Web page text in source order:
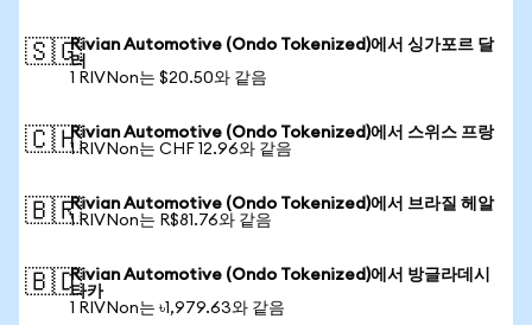
🇸🇬Rivian Automotive (Ondo Tokenized)에서 싱가포르 달
러
1 RIVNon는 $20.50와 같음
🇨🇭Rivian Automotive (Ondo Tokenized)에서 스위스 프랑
1 RIVNon는 CHF 12.96와 같음
🇧🇷Rivian Automotive (Ondo Tokenized)에서 브라질 헤알
1 RIVNon는 R$81.76와 같음
🇧🇩Rivian Automotive (Ondo Tokenized)에서 방글라데시
타카
1 RIVNon는 ৳1,979.63와 같음